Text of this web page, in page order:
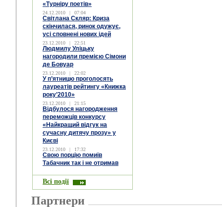
«Турніру поетів»
24.12.2010 | 07:04
Світлана Скляр: Криза
скінчилася, ринок одужує,
усі сповнені нових ідей
23.12.2010 | 22:51
Людмилу Уліцьку
нагородили премією Сімони
де Бовуар
23.12.2010 | 22:02
У п’ятницю проголосять
лауреатів рейтингу «Книжка
року’2010»
23.12.2010 | 21:15
Відбулося нагородження
переможців конкурсу
«Найкращий відгук на
сучасну дитячу прозу» у
Києві
23.12.2010 | 17:32
Свою порцію помиїв
Табачник так і не отримав
Всі події
Партнери